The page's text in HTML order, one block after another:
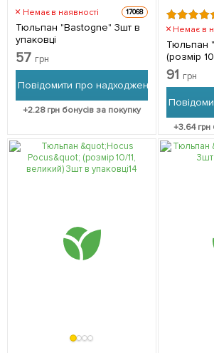
Немає в наявності 17068
Тюльпан "Bastogne" 3шт в
упаковці
57 грн
Повідомити про надходження
+2.28грн бонусів за покупку
Немає в
Тюльпан
(розмір
в упаковці
91 грн
+3.64грн